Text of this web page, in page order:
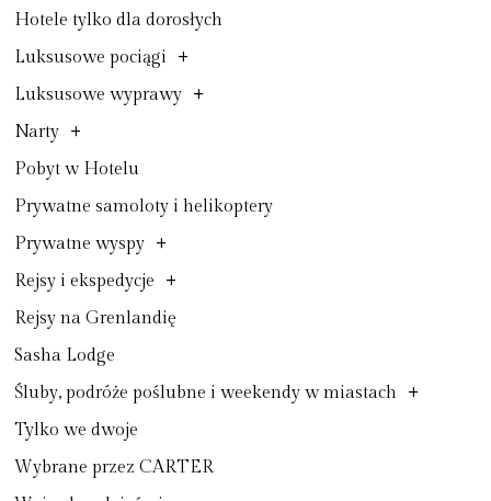
Hotele tylko dla dorosłych
Luksusowe pociągi
+
Luksusowe wyprawy +
Narty +
Pobyt w Hotelu
Prywatne samoloty i helikoptery
Prywatne wyspy +
Rejsy i ekspedycje +
Rejsy na Grenlandię
Sasha Lodge
Śluby, podróże poślubne i weekendy w miastach
+
Tylko we dwoje
Wybrane przez CARTER